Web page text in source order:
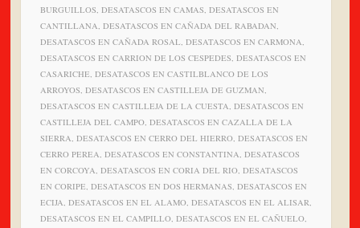
BURGUILLOS, DESATASCOS EN CAMAS, DESATASCOS EN
CANTILLANA, DESATASCOS EN CAÑADA DEL RABADAN,
DESATASCOS EN CAÑADA ROSAL, DESATASCOS EN CARMONA,
DESATASCOS EN CARRION DE LOS CESPEDES, DESATASCOS EN
CASARICHE, DESATASCOS EN CASTILBLANCO DE LOS
ARROYOS, DESATASCOS EN CASTILLEJA DE GUZMAN,
DESATASCOS EN CASTILLEJA DE LA CUESTA, DESATASCOS EN
CASTILLEJA DEL CAMPO, DESATASCOS EN CAZALLA DE LA
SIERRA, DESATASCOS EN CERRO DEL HIERRO, DESATASCOS EN
CERRO PEREA, DESATASCOS EN CONSTANTINA, DESATASCOS
EN CORCOYA, DESATASCOS EN CORIA DEL RIO, DESATASCOS
EN CORIPE, DESATASCOS EN DOS HERMANAS, DESATASCOS EN
ECIJA, DESATASCOS EN EL ALAMO, DESATASCOS EN EL ALISAR,
DESATASCOS EN EL CAMPILLO, DESATASCOS EN EL CAÑUELO,